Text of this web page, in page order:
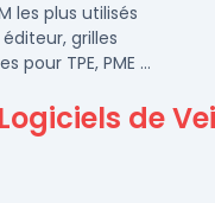
les plus utilisés
grilles
TPE, PME et
Logiciels de